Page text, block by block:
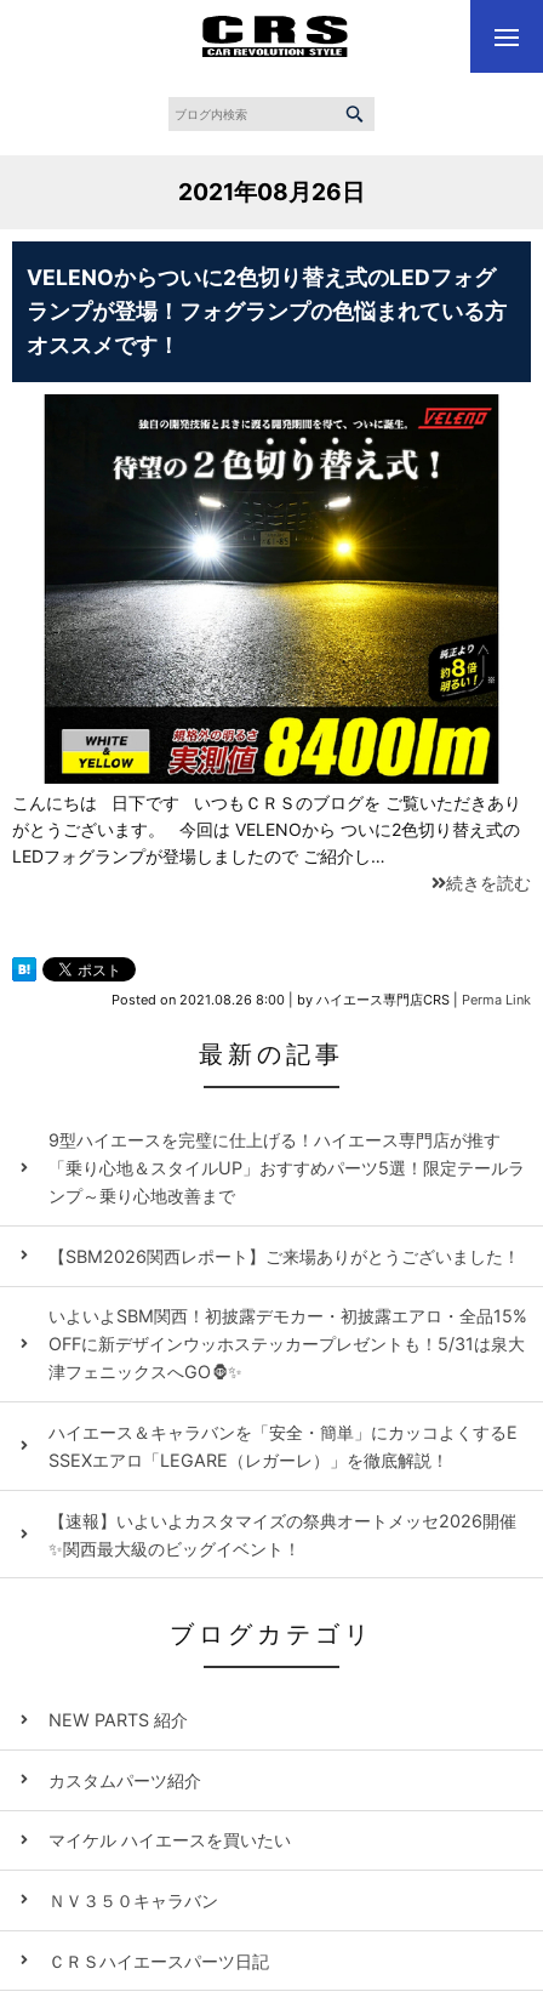
2021年08月26日
VELENOからついに2色切り替え式のLEDフォグ
ランプが登場！フォグランプの色悩まれている方
オススメです！
こんにちは 日下です いつもＣＲＳのブログを ご覧いただきあり
がとうございます。 今回は VELENOから ついに2色切り替え式の
LEDフォグランプが登場しましたので ご紹介し…
続きを読む
Posted on 2021.08.26 8:00 by ハイエース専門店CRS Perma Link
最新の記事
9型ハイエースを完璧に仕上げる！ハイエース専門店が推す
「乗り心地＆スタイルUP」おすすめパーツ5選！限定テールラ
ンプ～乗り心地改善まで
【SBM2026関西レポート】ご来場ありがとうございました！
いよいよSBM関西！初披露デモカー・初披露エアロ・全品15%
OFFに新デザインウッホステッカープレゼントも！5/31は泉大
津フェニックスへGO🦍✨
ハイエース＆キャラバンを「安全・簡単」にカッコよくするE
SSEXエアロ「LEGARE（レガーレ）」を徹底解説！
【速報】いよいよカスタマイズの祭典オートメッセ2026開催
✨関西最大級のビッグイベント！
ブログカテゴリ
NEW PARTS 紹介
カスタムパーツ紹介
マイケル ハイエースを買いたい
ＮＶ３５０キャラバン
ＣＲＳハイエースパーツ日記